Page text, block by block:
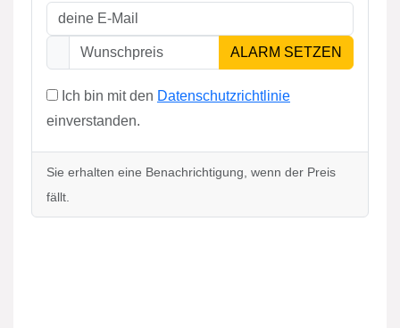
ALARM SETZEN
Ich bin mit den Datenschutzrichtlinie
einverstanden.
Sie erhalten eine Benachrichtigung, wenn der Preis
fällt.